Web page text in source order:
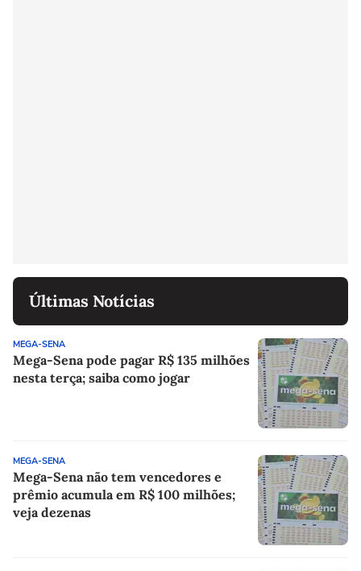
Últimas Notícias
MEGA-SENA
Mega-Sena pode pagar R$ 135 milhões
nesta terça; saiba como jogar
MEGA-SENA
Mega-Sena não tem vencedores e
prêmio acumula em R$ 100 milhões;
veja dezenas